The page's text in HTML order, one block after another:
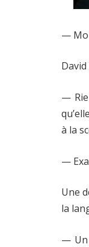
—
—
à la
—
Une
la
— Un